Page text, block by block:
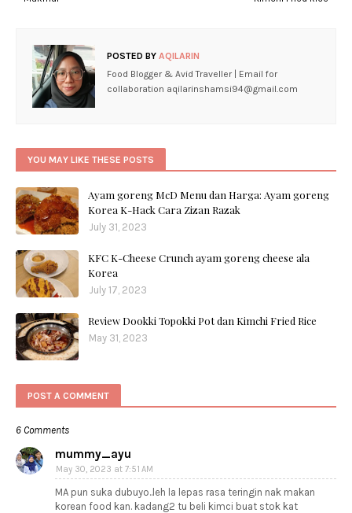
POSTED BY AQILARIN
Food Blogger & Avid Traveller | Email for
collaboration aqilarinshamsi94@gmail.com
YOU MAY LIKE THESE POSTS
Ayam goreng McD Menu dan Harga: Ayam goreng
Korea K-Hack Cara Zizan Razak
July 31, 2023
KFC K-Cheese Crunch ayam goreng cheese ala
Korea
July 17, 2023
Review Dookki Topokki Pot dan Kimchi Fried Rice
May 31, 2023
POST A COMMENT
6 Comments
mummy_ayu
May 30, 2023 at 7:51 AM
MA pun suka dubuyo..leh la lepas rasa teringin nak makan
korean food kan. kadang2 tu beli kimci buat stok kat